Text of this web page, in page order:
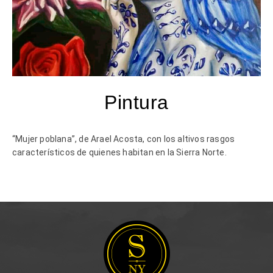
Pintura
“Mujer poblana”, de Arael Acosta, con los altivos rasgos
característicos de quienes habitan en la Sierra Norte.